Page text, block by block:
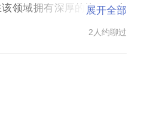
领域拥有深厚的资历、丰
展开全部
2人约聊过